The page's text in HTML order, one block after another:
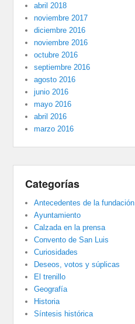
abril 2018
noviembre 2017
diciembre 2016
noviembre 2016
octubre 2016
septiembre 2016
agosto 2016
junio 2016
mayo 2016
abril 2016
marzo 2016
Categorías
Antecedentes de la fundación
Ayuntamiento
Calzada en la prensa
Convento de San Luis
Curiosidades
Deseos, votos y súplicas
El trenillo
Geografía
Historia
Síntesis histórica